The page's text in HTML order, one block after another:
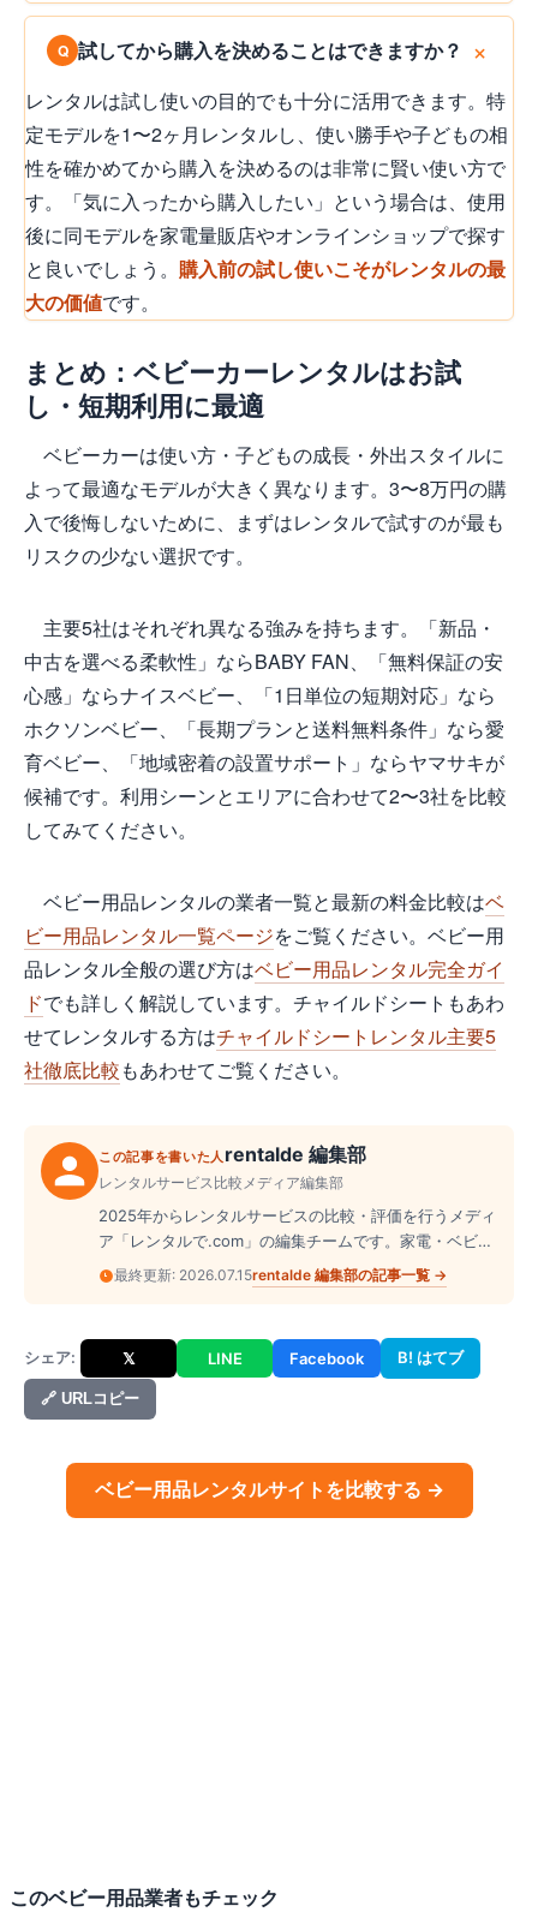
試してから購入を決めることはできますか？
レンタルは試し使いの目的でも十分に活用できます。特
定モデルを1〜2ヶ月レンタルし、使い勝手や子どもの相
性を確かめてから購入を決めるのは非常に賢い使い方で
す。「気に入ったから購入したい」という場合は、使用
後に同モデルを家電量販店やオンラインショップで探す
と良いでしょう。 購入前の試し使いこそがレンタルの最
大の価値です。
まとめ：ベビーカーレンタルはお試
し・短期利用に最適
ベビーカーは使い方・子どもの成長・外出スタイルに
よって最適なモデルが大きく異なります。3〜8万円の購
入で後悔しないために、まずはレンタルで試すのが最も
リスクの少ない選択です。
主要5社はそれぞれ異なる強みを持ちます。「新品・
中古を選べる柔軟性」ならBABY FAN、「無料保証の安
心感」ならナイスベビー、「1日単位の短期対応」なら
ホクソンベビー、「長期プランと送料無料条件」なら愛
育ベビー、「地域密着の設置サポート」ならヤマサキが
候補です。利用シーンとエリアに合わせて2〜3社を比較
してみてください。
ベビー用品レンタルの業者一覧と最新の料金比較はベ
ビー用品レンタル一覧ページをご覧ください。ベビー用
品レンタル全般の選び方はベビー用品レンタル完全ガイ
ドでも詳しく解説しています。チャイルドシートもあわ
せてレンタルする方はチャイルドシートレンタル主要5
社徹底比較もあわせてご覧ください。
この記事を書いた人 rentalde 編集部
レンタルサービス比較メディア編集部
2025年からレンタルサービスの比較・評価を行うメディ
ア「レンタルで.com」の編集チームです。家電・ベビー
用品・ドレス・スーツケース・楽器など、幅広いジャン
ルのレンタル業者を実際に調査し、料金・サービス内
最終更新: 2026.07.15rentalde 編集部の記事一覧 →
シェア: 𝕏 LINE Facebook B! はてブ
🔗 URLコピー
ベビー用品レンタルサイトを比較する →
このベビー用品業者もチェック